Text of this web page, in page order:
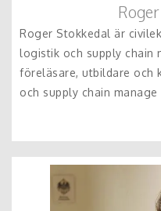
Roger Stokkedal är
logistik och supply chain
föreläsare, utbildare och
och supply chain manage